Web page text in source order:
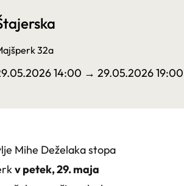
32a
14:00 → 29.05.2026 19:00
Mihe Deželaka stopa
v petek, 29. maja